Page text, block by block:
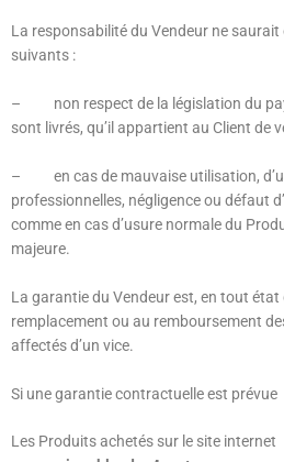
La responsabilité du Vendeur ne
suivants :
–
non respect de la législation du
sont livrés, qu’il appartient au Client de
–
en cas de mauvaise utilisation,
professionnelles, négligence ou défaut
comme en cas d’usure normale du
majeure.
La garantie du Vendeur est, en tout état
remplacement ou au remboursement
affectés d’un vice.
Si une garantie contractuelle est prévue
Les Produits achetés sur le site internet